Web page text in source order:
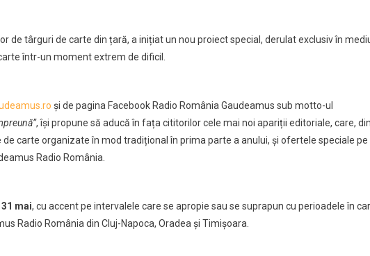
de târguri de carte din țară, a inițiat un nou proiect special, derulat exclusiv în
într-un moment extrem de dificil.
și de pagina Facebook Radio România Gaudeamus sub motto-ul
, își propune să aducă în fața cititorilor cele mai noi apariții editoriale, care, din
carte organizate în mod tradițional în prima parte a anului, și ofertele speciale pe
Radio România.
mai, cu accent pe intervalele care se apropie sau se suprapun cu perioadele în
Radio România din Cluj-Napoca, Oradea și Timișoara.